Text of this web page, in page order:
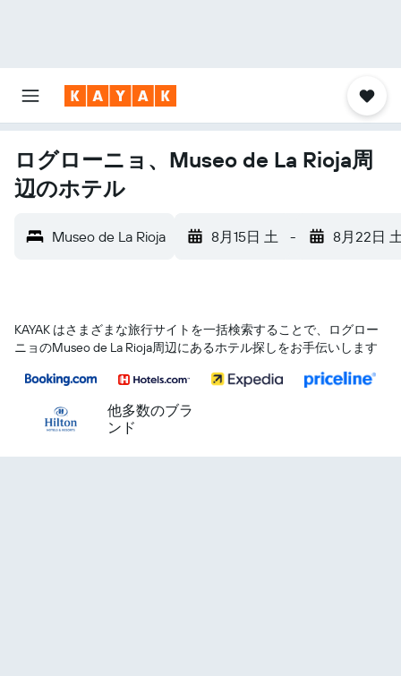
ログローニョ、Museo de La Rioja周
辺のホテル
Museo de La Rioja 8月15日 土 - 8月22日
KAYAK はさまざまな旅行サイトを一括検索することで、ログロー
ニョ​のMuseo de La Rioja​周辺にあるホテル探しをお手伝いします
他多数のブラ
ンド